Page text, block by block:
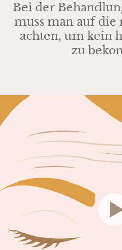
Bei der
muss man auf
achten, um kein
zu